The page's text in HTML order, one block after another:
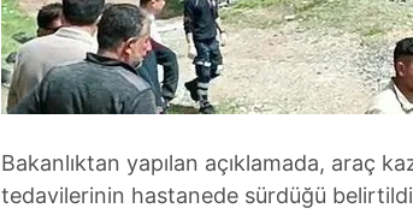
Bakanlıktan yapılan açıklamada, araç
tedavilerinin hastanede sürdüğü